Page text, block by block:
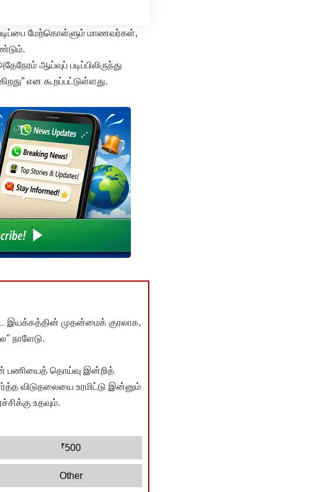
மேற்கொள்ளும் மாணவர்கள்,
ஆய்வுப் படிப்பிலிருந்து
என கூறப்பட்டுள்ளது.
இயக்கத்தின் முதன்மைக் குரலாக,
நாளேடு.
பணியைத் தொய்வு இன்றித்
விடுதலையை உரமிட்டு இன்னும்
உதவும்.
₹500
Other